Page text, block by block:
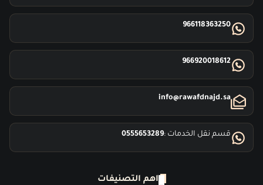
966118363250
966920018612
info@rawafdnajd.sa
قسم نقل الخدمات :0555653289
اهم التصنيفات